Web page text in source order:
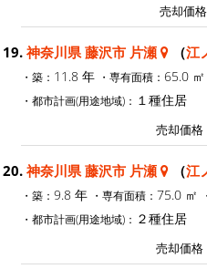
売却価格
19. 神奈川県 藤沢市 片瀬 （江
・築： 11.8 年 ・専有面積： 65.0 ㎡
・都市計画(用途地域)： １種住居
売却価格
20. 神奈川県 藤沢市 片瀬 （江
・築： 9.8 年 ・専有面積： 75.0 ㎡
・都市計画(用途地域)： ２種住居
売却価格